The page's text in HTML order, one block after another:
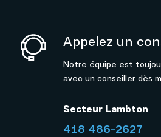
Appelez un
Notre équipe est
avec un conseiller dès
Secteur Lambton
418 486-2627